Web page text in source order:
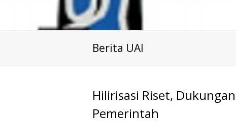
Berita UAI
Hilirisasi Riset,
Pemerintah